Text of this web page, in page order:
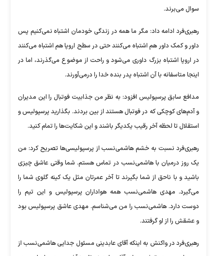
سوال می‌برند.
رهبری‌فرد ادامه داد: مگر ما همه در زندگی خودمان اشتباه نمی‌کنیم پس
داور و کمک داور هم اشتباه می‌کنند حتی در سطح اروپا هم اشتباه می‌کنند
در اروپا اشتباه بزرگ داوری می‌شود و راحت از موضوع می‌گذرند، اما در
اینجا متاسفانه با آن اشتباه پدر بنده خدا را درمی‌آورند.
مدافع سابق پرسپولیس افزود: به نظر من جذابیت فوتبال را این مدیران
و آدم‌های کوچکی که در فوتبال هستند از بین بردند. بگذارید پرسپولیس و
استقلال تا لحظه آخر رقیب یکدیگر باشند و این شکایت‌ها را تمام کنید.
رهبری‌فرد نسبت به خشم هاشمی‌نسب از پرسپولیسی‌ها تصریح کرد: من
یک روز درمیان با هاشمی‌نسب در تماس هستم. شما وقتی عاشق چیزی
باشید و با ناحق از شما بگیرند تا آخر عمرتان مثل یک کینه گلوی شما را
می‌گیرد. مهدی هاشمی‌نسب همه هواداران پرسپولیس و این تیم را
دوست دارد. هاشمی‌نسب را من می‌شناسم. مهدی عاشق پرسپولیس بود
و عشقش را از او گرفتند.
رهبری‌فرد در واکنش به اینکه آقای عابدینی مسئول جدایی هاشمی‌نسب از